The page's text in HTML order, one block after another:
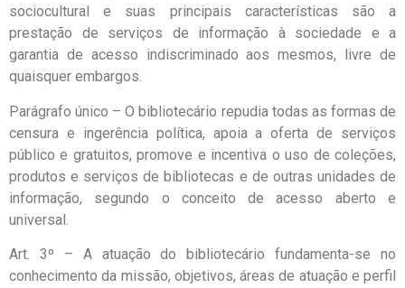
sociocultural e suas principais características são a
prestação de serviços de informação à sociedade e a
garantia de acesso indiscriminado aos mesmos, livre de
quaisquer embargos.
Parágrafo único – O bibliotecário repudia todas as formas de
censura e ingerência política, apoia a oferta de serviços
público e gratuitos, promove e incentiva o uso de coleções,
produtos e serviços de bibliotecas e de outras unidades de
informação, segundo o conceito de acesso aberto e
universal.
Art. 3º – A atuação do bibliotecário fundamenta-se no
conhecimento da missão, objetivos, áreas de atuação e perfil